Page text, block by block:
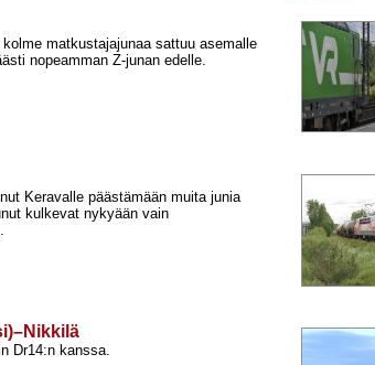
matkustajajunaa sattuu asemalle
nopeamman Z-​junan edelle.
Keravalle päästämään muita junia
kulkevat nykyään vain
Dr14:n kanssa.